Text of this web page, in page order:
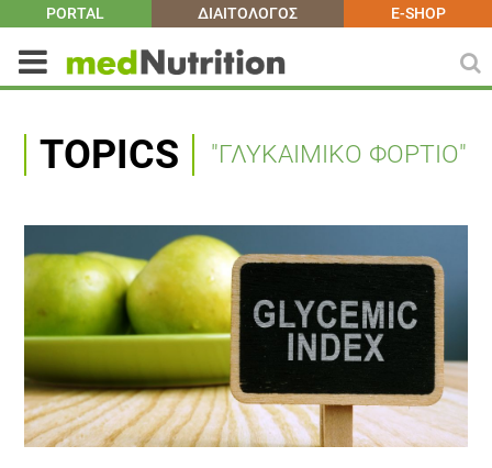
PORTAL ΔΙΑΙΤΟΛΟΓΟΣ E-SHOP
TOPICS "ΓΛΥΚΑΙΜΙΚΟ ΦΟΡΤΙΟ"